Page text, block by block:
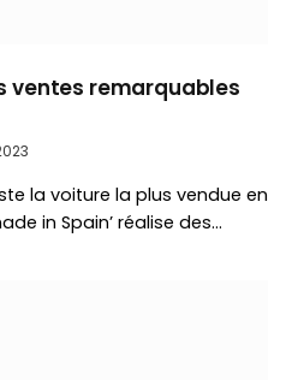
ventes remarquables
la voiture la plus vendue en
in Spain’ réalise des…